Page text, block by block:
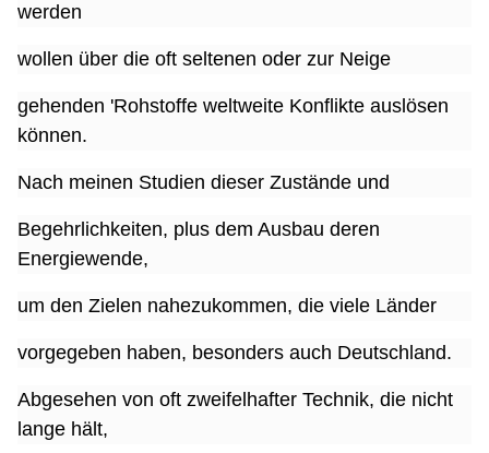
werden
wollen über die oft seltenen oder zur Neige
gehenden 'Rohstoffe weltweite Konflikte auslösen
können.
Nach meinen Studien dieser Zustände und
Begehrlichkeiten, plus dem Ausbau deren
Energiewende,
um den Zielen nahezukommen, die viele Länder
vorgegeben haben, besonders auch Deutschland.
Abgesehen von oft zweifelhafter Technik, die nicht
lange hält,